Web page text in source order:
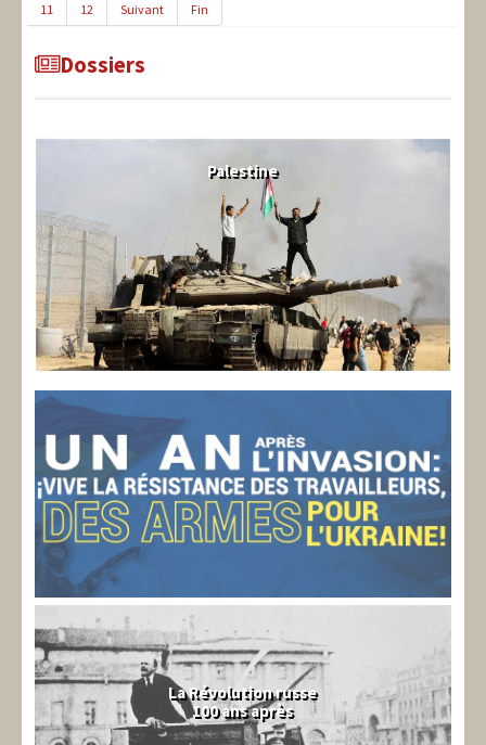
11
12 Suivant Fin
Dossiers
Palestine
La Révolution russe
100 ans après